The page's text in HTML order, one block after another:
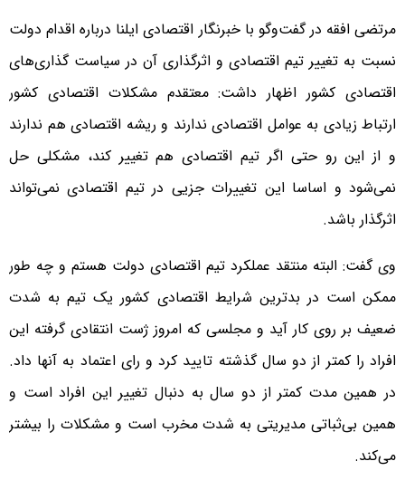
مرتضی افقه در گفت‌وگو با خبرنگار اقتصادی ایلنا درباره اقدام دولت
نسبت به تغییر تیم اقتصادی و اثرگذاری آن در سیاست‌ گذاری‌های
اقتصادی کشور اظهار داشت: معتقدم مشکلات اقتصادی کشور
ارتباط زیادی به عوامل اقتصادی ندارند و ریشه اقتصادی هم ندارند
و از این رو حتی اگر تیم اقتصادی هم تغییر کند، مشکلی حل
نمی‌شود و اساسا این تغییرات جزیی در تیم اقتصادی نمی‌تواند
اثرگذار باشد.
وی گفت: البته منتقد عملکرد تیم اقتصادی دولت هستم و چه طور
ممکن است در بدترین شرایط اقتصادی کشور یک تیم به شدت
ضعیف بر روی کار آید و مجلسی که امروز ژست انتقادی گرفته این
افراد را کمتر از دو سال گذشته تایید کرد و رای اعتماد به آنها داد.
در همین مدت کمتر از دو سال به دنبال تغییر این افراد است و
همین بی‌ثباتی مدیریتی به شدت مخرب است و مشکلات را بیشتر
می‌کند.